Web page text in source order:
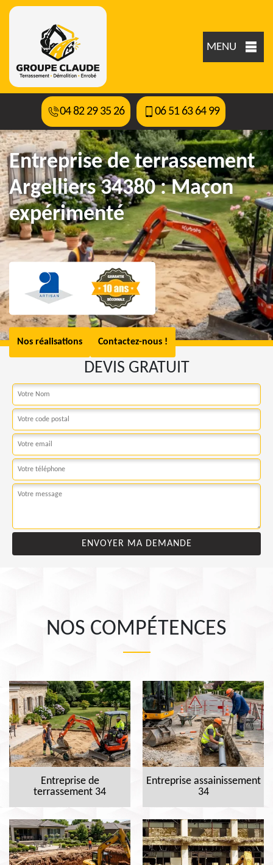
MENU
04 82 29 35 26 06 51 63 64 99
Entreprise de terrassement
Argelliers 34380 : Maçon
expérimenté
Nos réalisations Contactez-nous !
DEVIS GRATUIT
NOS COMPÉTENCES
Entreprise de
terrassement 34
Entreprise assainissement
34